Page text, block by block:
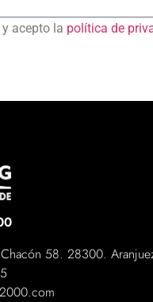
acepto la política de
58. 28300.